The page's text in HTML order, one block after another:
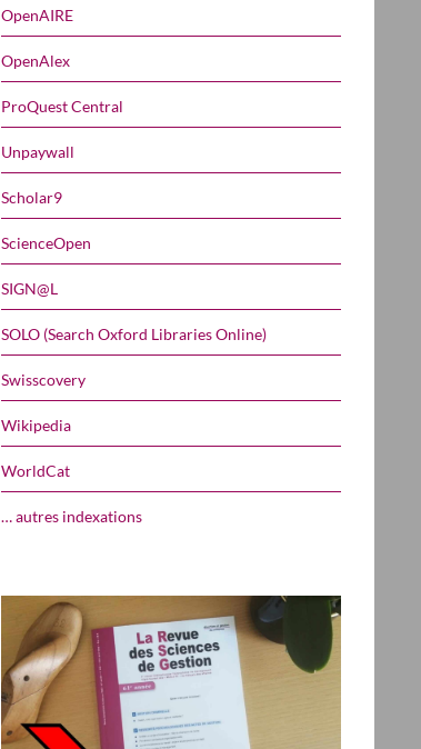
OpenAIRE
OpenAlex
ProQuest Central
Unpaywall
Scholar9
ScienceOpen
SIGN@L
SOLO (Search Oxford Libraries Online)
Swisscovery
Wikipedia
WorldCat
… autres indexations